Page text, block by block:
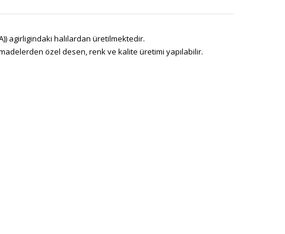
agirligindaki halılardan üretilmektedir.
özel desen, renk ve kalite üretimi yapılabilir.